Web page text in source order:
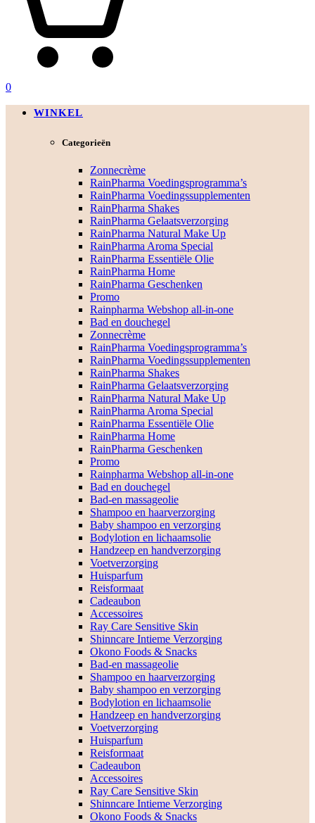
0
WINKEL
Categorieën
Zonnecrème
RainPharma Voedingsprogramma’s
RainPharma Voedingssupplementen
RainPharma Shakes
RainPharma Gelaatsverzorging
RainPharma Natural Make Up
RainPharma Aroma Special
RainPharma Essentiële Olie
RainPharma Home
RainPharma Geschenken
Promo
Rainpharma Webshop all-in-one
Bad en douchegel
Zonnecrème
RainPharma Voedingsprogramma’s
RainPharma Voedingssupplementen
RainPharma Shakes
RainPharma Gelaatsverzorging
RainPharma Natural Make Up
RainPharma Aroma Special
RainPharma Essentiële Olie
RainPharma Home
RainPharma Geschenken
Promo
Rainpharma Webshop all-in-one
Bad en douchegel
Bad-en massageolie
Shampoo en haarverzorging
Baby shampoo en verzorging
Bodylotion en lichaamsolie
Handzeep en handverzorging
Voetverzorging
Huisparfum
Reisformaat
Cadeaubon
Accessoires
Ray Care Sensitive Skin
Shinncare Intieme Verzorging
Okono Foods & Snacks
Bad-en massageolie
Shampoo en haarverzorging
Baby shampoo en verzorging
Bodylotion en lichaamsolie
Handzeep en handverzorging
Voetverzorging
Huisparfum
Reisformaat
Cadeaubon
Accessoires
Ray Care Sensitive Skin
Shinncare Intieme Verzorging
Okono Foods & Snacks